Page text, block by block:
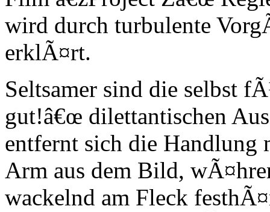
wird durch turbulente
erklÃ¤rt.
Seltsamer sind die selbst
gut!â€œ dilettantischen
entfernt sich die Handlung
Arm aus dem Bild,
wackelnd am Fleck